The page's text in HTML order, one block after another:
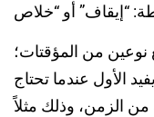
نوعين من المؤقتات؛
الأول عندما تحتاج
الزمن، وذلك مثلاً